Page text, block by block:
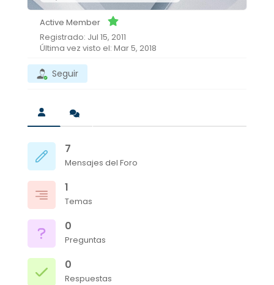
Active Member
Registrado: Jul 15, 2011
Última vez visto el: Mar 5, 2018
Seguir
7
Mensajes del Foro
1
Temas
0
Preguntas
0
Respuestas